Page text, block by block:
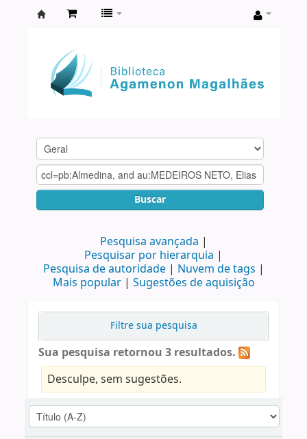
Agamenon
Magalhães
Buscar
Pesquisa avançada
Pesquisar por hierarquia
Pesquisa de autoridade
Nuvem de tags
Mais popular
Sugestões de aquisição
Filtre sua pesquisa
Sua pesquisa retornou 3 resultados.
Desculpe, sem sugestões.